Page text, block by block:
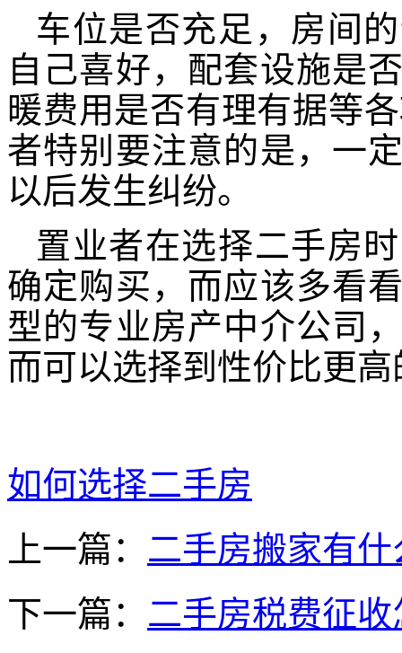
车位是否充足，房间
自己喜好，配套设施是
暖费用是否有理有据等
者特别要注意的是，一
以后发生纠纷。
置业者在选择二手房
确定购买，而应该多看
型的专业房产中介公司
而可以选择到性价比更
如何选择二手房
上一篇： 二手房搬家有
下一篇： 二手房税费征